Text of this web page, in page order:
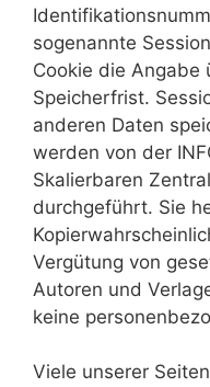
sogenannte
Cookie die Angabe
Speicherfrist.
anderen Daten
werden von der
Skalierbaren
durchgeführt. Sie
Vergütung von
Autoren und
keine
Viele unserer